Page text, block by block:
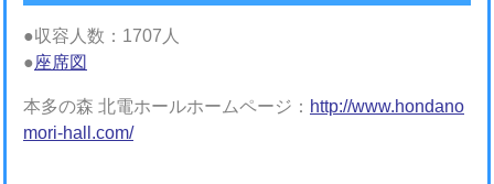
●収容人数：1707人
●座席図
本多の森 北電ホールホームページ： http://www.hondano
mori-hall.com/